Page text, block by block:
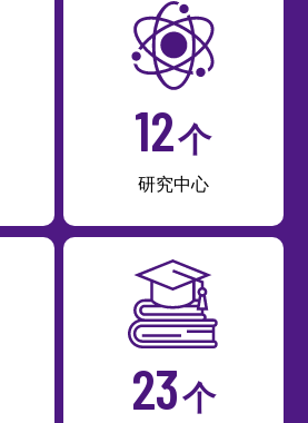
12个
研究中心
23个